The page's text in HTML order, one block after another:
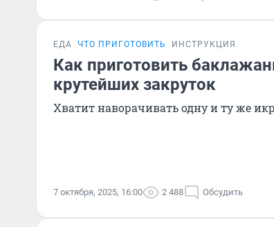
ЕДА ЧТО ПРИГОТОВИТЬ ИНСТРУКЦИЯ
Как приготовить
крутейших закруток
Хватит наворачивать одну и ту же
7 октября, 2025, 16:00 2 488 Обсудить